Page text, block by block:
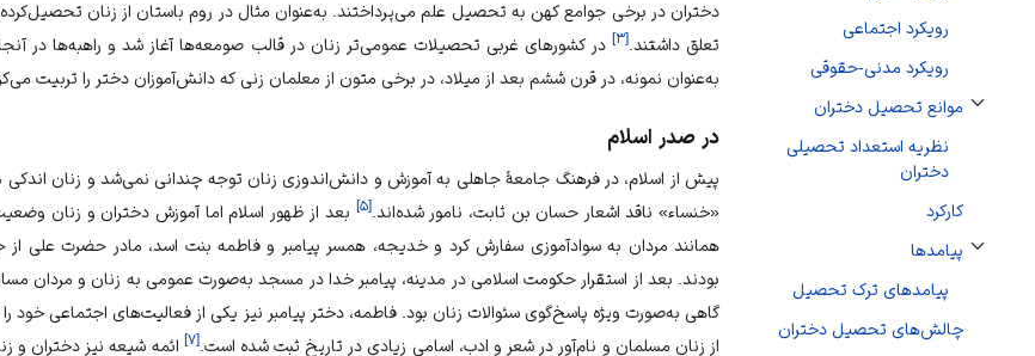
رویکرد اجتماعی
رویکرد مدنی-حقوقی
موانع تحصیل دختران
تغییر وضعیت زیربخش‌های موانع تحصیل دختران
نظریه استعداد تحصیلی
دختران
کارکرد
پیامدها
تغییر وضعیت زیربخش‌های پیامدها
پیامدهای ترک تحصیل
چالش‌های تحصیل دختران
دختران در برخی جوامع کهن به تحصیل علم می‌پرداختند. به‌عنوان مثال در روم باستان از زنان
تعلق داشتند.[۳] در کشورهای غربی تحصیلات عمومی‌تر زنان در قالب صومعه‌ها آغاز شد و راهبه‌ها در
به‌عنوان نمونه، در قرن ششم بعد از میلاد، در برخی متون از معلمان زنی که دانش‌آموزان دختر را تربیت
در صدر اسلام
پیش از اسلام، در فرهنگ جامعهٔ جاهلی به آموزش و دانش‌اندوزی زنان توجه چندانی نمی‌شد و زنان اندکی
«خنساء» ناقد اشعار حسان بن ثابت، نامور شده‌اند.[۵] بعد از ظهور اسلام اما آموزش دختران و زنان وضعیت
همانند مردان به سوادآموزی سفارش کرد و خدیجه، همسر پیامبر و فاطمه بنت اسد، مادر حضرت علی از
بودند. بعد از استقرار حکومت اسلامی در مدینه، پیامبر خدا در مسجد به‌صورت عمومی به زنان و مردان
گاهی به‌صورت ویژه پاسخ‌گوی سئوالات زنان بود. فاطمه، دختر پیامبر نیز یکی از فعالیت‌های اجتماعی خود
از زنان مسلمان و نام‌آور در شعر و ادب، اسامی زیادی در تاریخ ثبت شده است.[۷] ائمه شیعه نیز دختران و